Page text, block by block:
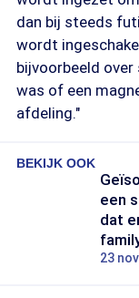
dan bij steeds
wordt
bijvoorbeeld
was of een
afdeling."
BEKIJK OOK
een
dat
23